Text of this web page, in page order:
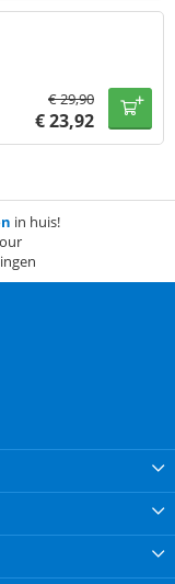
€29,90
€23,92
in huis!